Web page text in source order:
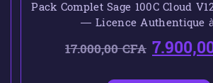
Pack Complet Sage 100C Cloud
— Licence Authentique
17.000,00CFA